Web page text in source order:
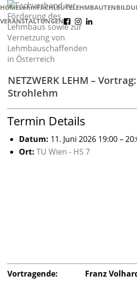
HOMELehmFACHLEUTELEHMBAUTEN
VERANSTALTUNGEN
NETZWERK LEHM –
Strohlehm
Termin Details
Datum: 11. Juni 2026 19:00–
Ort: TU Wien - HS 7
Vortragende: Franz